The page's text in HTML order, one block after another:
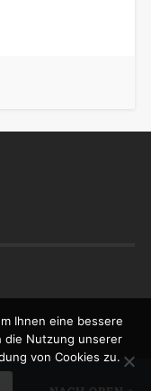
Ihnen eine bessere
die Nutzung unserer
von Cookies zu.